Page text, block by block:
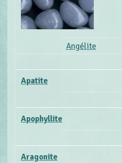
Angélite
Apatite
Apophyllite
Aragonite